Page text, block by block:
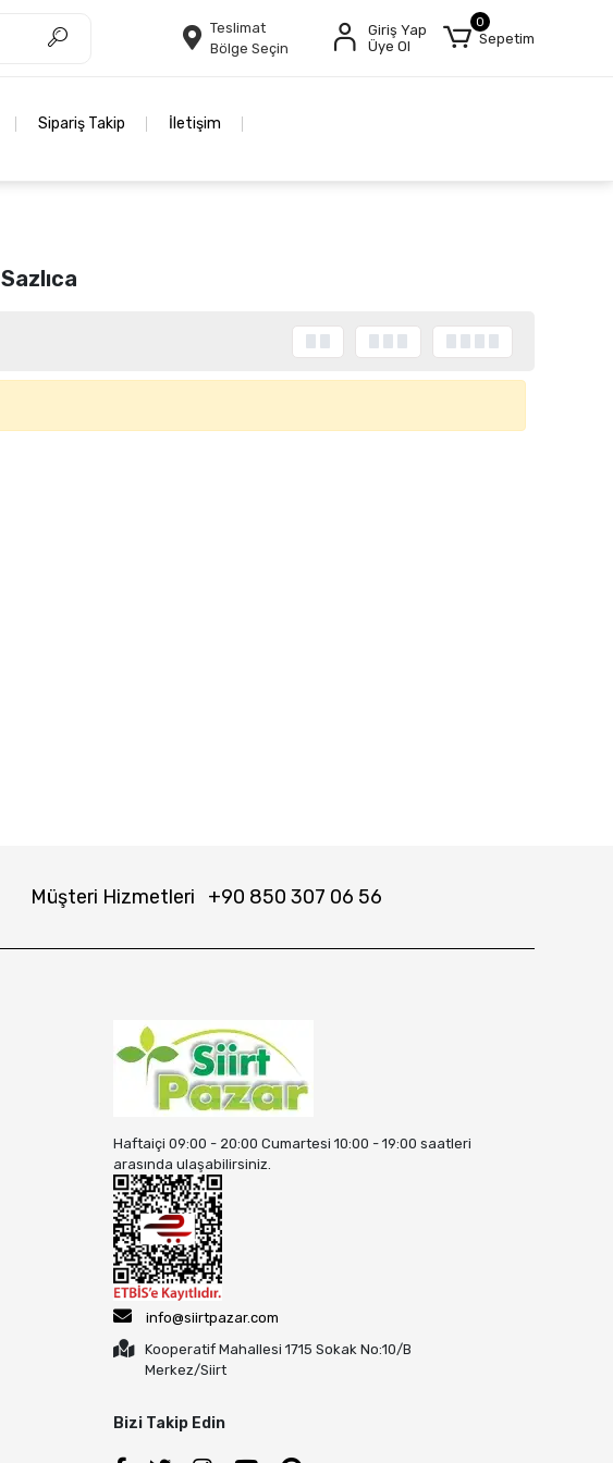
Teslimat
Bölge Seçin
Giriş Yap
Üye Ol
0
Sepetim
Sipariş Takip İletişim
Sazlıca
Müşteri Hizmetleri +90 850 307 06 56
Haftaiçi 09:00 - 20:00 Cumartesi 10:00 - 19:00 saatleri
arasında ulaşabilirsiniz.
info@siirtpazar.com
Kooperatif Mahallesi 1715 Sokak No:10/B
Merkez/Siirt
Bizi Takip Edin